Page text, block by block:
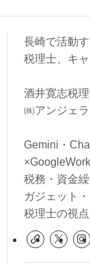
長崎で活動
税理士、キ
酒井寛志税
㈱アンジェ
Gemini・
税務・資金
ガジェット
税理士の視